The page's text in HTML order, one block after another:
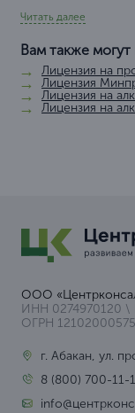
Читать далее
Вам также
Лицензия на
Лицензия
Лицензия на
Лицензия на
ООО
ИНН 0274970120 \
ОГРН
г. Абакан, ул.
8 (800) 700-11-